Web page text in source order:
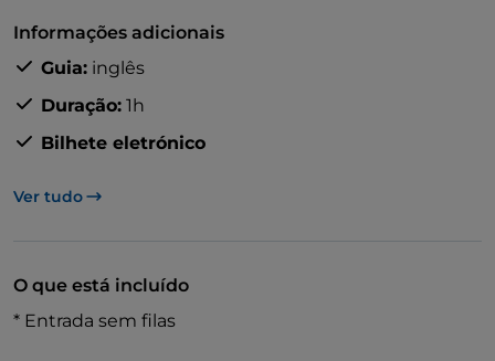
Alguns investigadores acreditam que existe um
padrão musical escondido na obra de arte,
interpretado como um pequeno hino. O seu guia
visita.
Informações adicionais
Guia: inglês
Duração: 1h
Bilhete eletrónico
Ver tudo
O que está incluído
* Entrada sem filas